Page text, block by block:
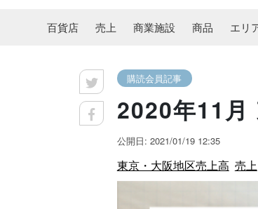
百貨店 売上 商業施設 商品 エリ
購読会員記事
2020年11月
公開日: 2021/01/19 12:35
東京・大阪地区売上高 売上